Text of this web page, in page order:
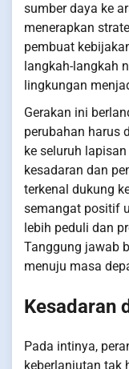
sumber daya ke
menerapkan
pembuat
langkah-langkah
lingkungan
Gerakan ini
perubahan harus
ke seluruh
kesadaran dan
terkenal dukung
semangat positif
lebih peduli dan
Tanggung jawab
menuju masa
Kesadaran
Pada intinya,
keberlanjutan tak